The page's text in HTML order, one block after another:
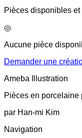
Pièces disponibles
◎
Aucune pièce
Demander une
Ameba Illustration
Pièces en porcelaine
par Han-mi Kim
Navigation